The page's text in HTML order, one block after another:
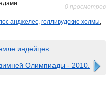
0 просмотров
анджелес, голливудские холмы,
индейцев.
Олимпиады - 2010.